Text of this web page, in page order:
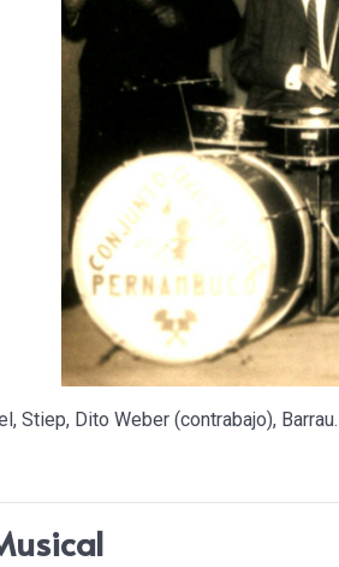
Stiep, Dito Weber (contrabajo),